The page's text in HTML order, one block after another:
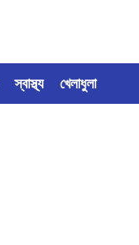
স্বাস্থ্য খেলাধুলা